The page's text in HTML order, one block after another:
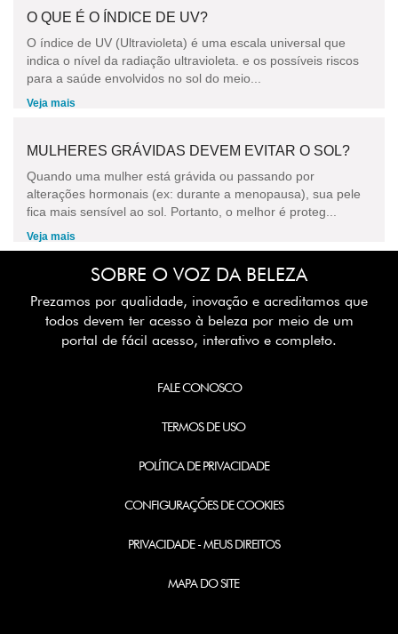
O QUE É O ÍNDICE DE UV?
O índice de UV (Ultravioleta) é uma escala universal que
indica o nível da radiação ultravioleta. e os possíveis riscos
para a saúde envolvidos no sol do meio...
Veja mais
MULHERES GRÁVIDAS DEVEM EVITAR O SOL?
Quando uma mulher está grávida ou passando por
alterações hormonais (ex: durante a menopausa), sua pele
fica mais sensível ao sol. Portanto, o melhor é proteg...
Veja mais
SOBRE O VOZ DA BELEZA
Prezamos por qualidade, inovação e acreditamos que
todos devem ter acesso à beleza por meio de um
portal de fácil acesso, interativo e completo.
FALE CONOSCO
TERMOS DE USO
POLÍTICA DE PRIVACIDADE
CONFIGURAÇÕES DE COOKIES
PRIVACIDADE - MEUS DIREITOS
MAPA DO SITE